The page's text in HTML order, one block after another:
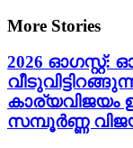
More Stories
2026
കാര്യവിജയം
സമ്പൂർണ്ണ